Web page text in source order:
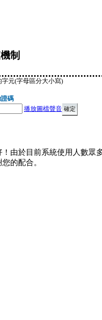
制
元(字母區分大小寫)
碼
播放圖檔聲音
由於目前系統使用人數眾
的配合。